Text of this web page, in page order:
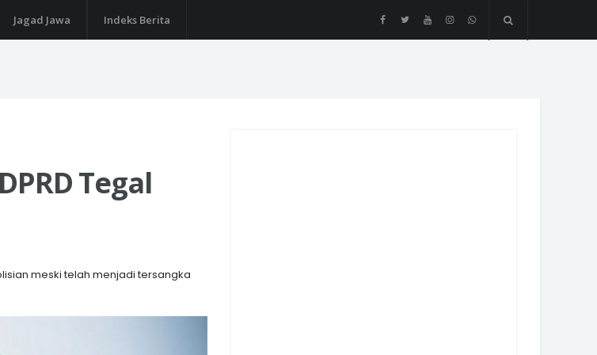
Jagad Jawa Indeks Berita
Tegal
meski telah menjadi tersangka